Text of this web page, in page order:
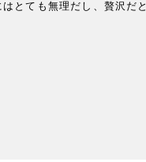
とても無理だし、贅沢だと